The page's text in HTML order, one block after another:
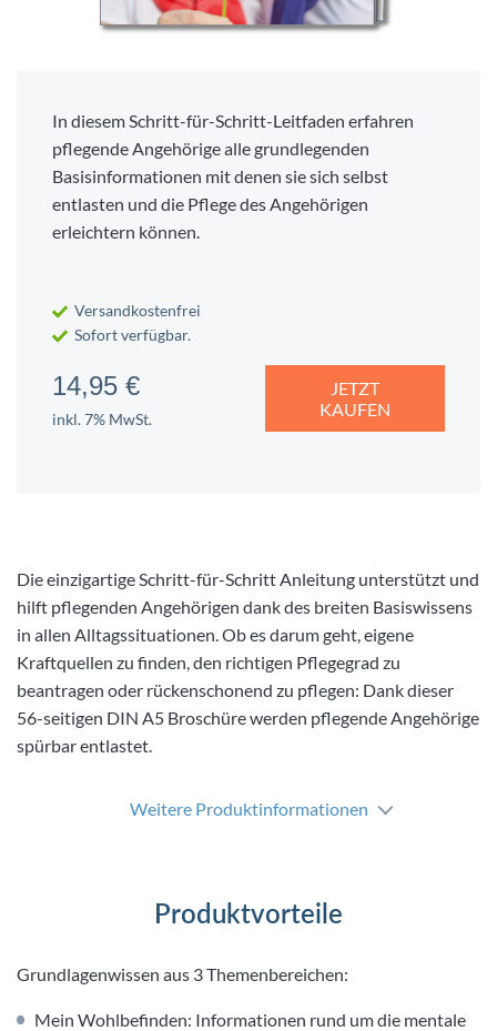
In diesem Schritt-für-Schritt-Leitfaden erfahren
pflegende Angehörige alle grundlegenden
Basisinformationen mit denen sie sich selbst
entlasten und die Pflege des Angehörigen
erleichtern können.
Versandkostenfrei
Sofort verfügbar.
14,95 €
inkl. 7% MwSt.
JETZT
KAUFEN
Die einzigartige Schritt-für-Schritt Anleitung unterstützt und
hilft pflegenden Angehörigen dank des breiten Basiswissens
in allen Alltagssituationen. Ob es darum geht, eigene
Kraftquellen zu finden, den richtigen Pflegegrad zu
beantragen oder rückenschonend zu pflegen: Dank dieser
56-seitigen DIN A5 Broschüre werden pflegende Angehörige
spürbar entlastet.
Weitere Produktinformationen
Produktvorteile
Grundlagenwissen aus 3 Themenbereichen:
Mein Wohlbefinden: Informationen rund um die mentale